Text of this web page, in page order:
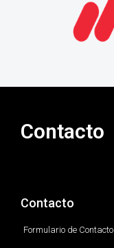
Contacto
Contacto
Formulario de Contacto